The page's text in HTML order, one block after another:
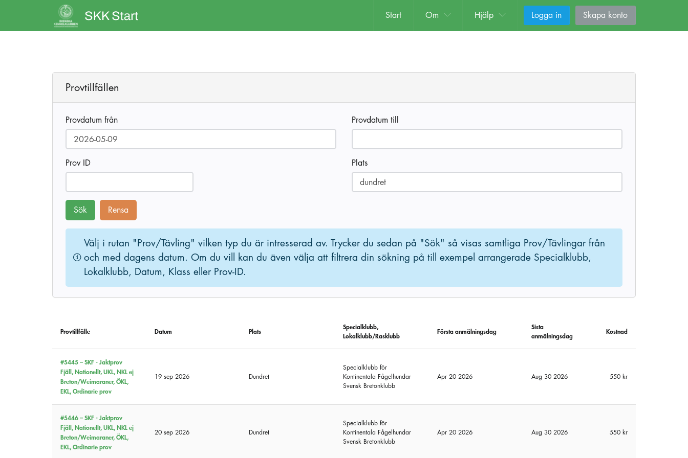
Start Om Hjälp Logga in Skapa konto
Provtillfällen
Provdatum från Provdatum till
Prov ID Plats
Sök Rensa
Välj i rutan "Prov/Tävling" vilken typ du är intresserad av. Trycker du sedan på "Sök" så visas samtliga Prov/Tävlingar från
och med dagens datum. Om du vill kan du även välja att filtrera din sökning på till exempel arrangerade Specialklubb,
Lokalklubb, Datum, Klass eller Prov-ID.
Provtillfälle Datum Plats
Specialklubb,
Lokalklubb/Rasklubb
Första anmälningsdag
Sista
anmälningsdag
Kostnad
#5445 –SKF - Jaktprov
Fjäll, Nationellt, UKL, NKL ej
Breton/Weimaraner, ÖKL,
EKL, Ordinarie prov
19 sep 2026 Dundret
Specialklubb för
Kontinentala Fågelhundar
Svensk Bretonklubb
Apr 20 2026 Aug 30 2026 550 kr
#5446 –SKF - Jaktprov
Fjäll, Nationellt, UKL, NKL ej
Breton/Weimaraner, ÖKL,
EKL, Ordinarie prov
20 sep 2026 Dundret
Specialklubb för
Kontinentala Fågelhundar
Svensk Bretonklubb
Apr 20 2026 Aug 30 2026 550 kr